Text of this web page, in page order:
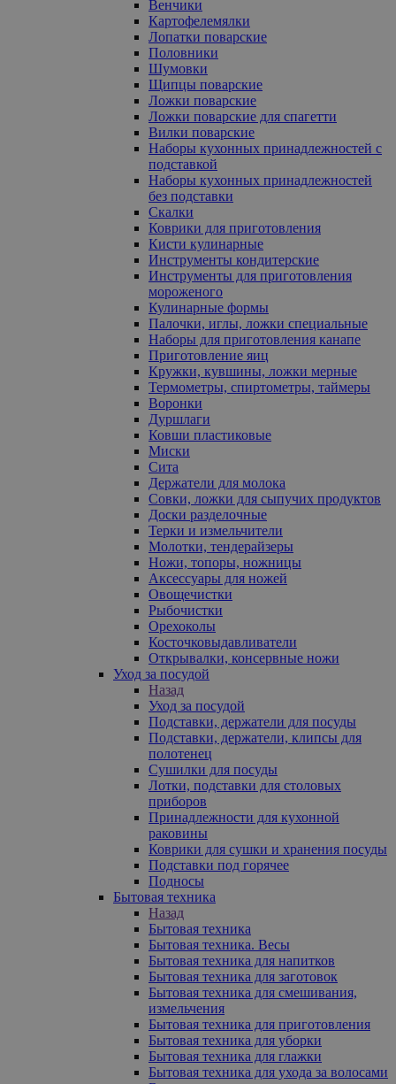
Венчики
Картофелемялки
Лопатки поварские
Половники
Шумовки
Щипцы поварские
Ложки поварские
Ложки поварские для спагетти
Вилки поварские
Наборы кухонных принадлежностей с
подставкой
Наборы кухонных принадлежностей
без подставки
Скалки
Коврики для приготовления
Кисти кулинарные
Инструменты кондитерские
Инструменты для приготовления
мороженого
Кулинарные формы
Палочки, иглы, ложки специальные
Наборы для приготовления канапе
Приготовление яиц
Кружки, кувшины, ложки мерные
Термометры, спиртометры, таймеры
Воронки
Дуршлаги
Ковши пластиковые
Миски
Сита
Держатели для молока
Совки, ложки для сыпучих продуктов
Доски разделочные
Терки и измельчители
Молотки, тендерайзеры
Ножи, топоры, ножницы
Аксессуары для ножей
Овощечистки
Рыбочистки
Орехоколы
Косточковыдавливатели
Открывалки, консервные ножи
Уход за посудой
Назад
Уход за посудой
Подставки, держатели для посуды
Подставки, держатели, клипсы для
полотенец
Сушилки для посуды
Лотки, подставки для столовых
приборов
Принадлежности для кухонной
раковины
Коврики для сушки и хранения посуды
Подставки под горячее
Подносы
Бытовая техника
Назад
Бытовая техника
Бытовая техника. Весы
Бытовая техника для напитков
Бытовая техника для заготовок
Бытовая техника для смешивания,
измельчения
Бытовая техника для приготовления
Бытовая техника для уборки
Бытовая техника для глажки
Бытовая техника для ухода за волосами